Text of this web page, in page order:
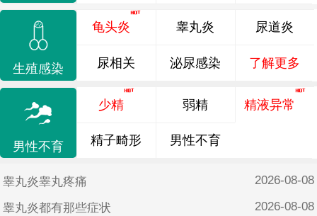
生殖感染
龟头炎 睾丸炎 尿道炎
尿相关 泌尿感染 了解更多
男性不育
少精 弱精 精液异常
精子畸形 男性不育
睾丸炎睾丸疼痛 2026-08-08
睾丸炎都有那些症状 2026-08-08